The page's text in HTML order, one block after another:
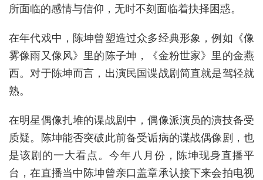
所面临的感情与信仰，无时不刻面临着抉择困惑。
在年代戏中，陈坤曾塑造过众多经典形象，例如《像
雾像雨又像风》里的陈子坤，《金粉世家》里的金燕
西。对于陈坤而言，出演民国谍战剧简直就是驾轻就
熟。
在明星偶像扎堆的谍战剧中，偶像派演员的演技备受
质疑。陈坤能否突破此前备受诟病的谍战偶像剧，也
是该剧的一大看点。今年八月份，陈坤现身直播平
台，在直播当中陈坤曾亲口盖章承认接下来会拍电视